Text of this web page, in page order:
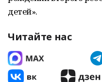
детей».
Читайте нас